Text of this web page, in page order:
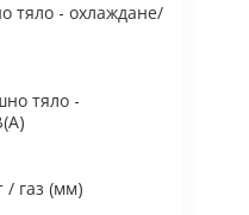
тяло - охлаждане/
тяло -
/ газ (мм)